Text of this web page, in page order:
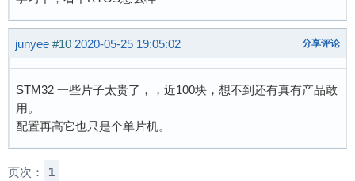
junyee #10 2020-05-25 19:05:02 分享评论
STM32 一些片子太贵了，，近100块，想不到还有真有产品敢
用。
配置再高它也只是个单片机。
页次： 1